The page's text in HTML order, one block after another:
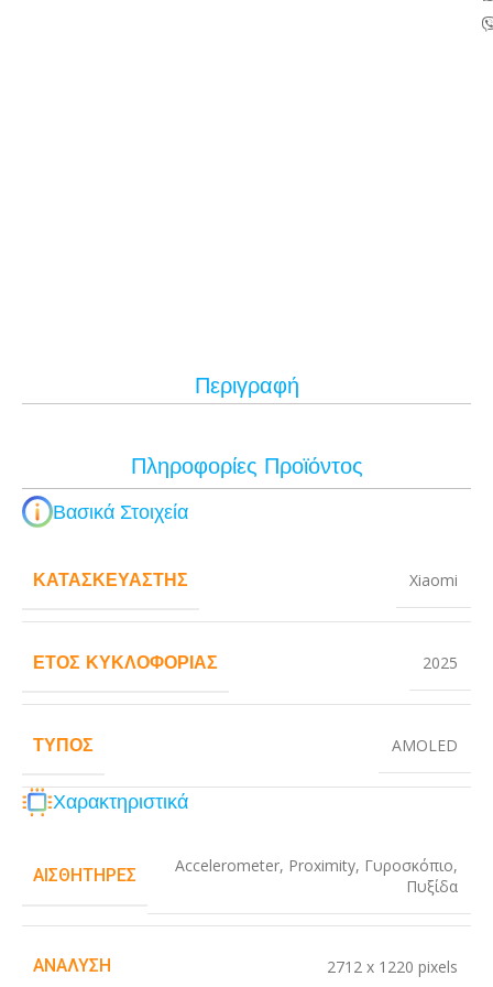
Περιγραφή
Πληροφορίες Προϊόντος
Βασικά Στοιχεία
ΚΑΤΑΣΚΕΥΑΣΤΉΣ Xiaomi
ΈΤΟΣ ΚΥΚΛΟΦΟΡΊΑΣ 2025
ΤΎΠΟΣ AMOLED
Χαρακτηριστικά
ΑΙΣΘΗΤΉΡΕΣ Accelerometer, Proximity, Γυροσκόπιο,
Πυξίδα
ΑΝΆΛΥΣΗ 2712 x 1220 pixels